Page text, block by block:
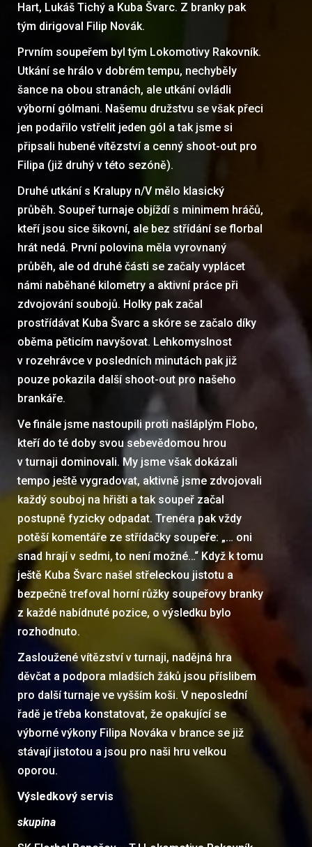
Hart, Lukáš Tichý a Kuba Švarc. Z branky pak
tým dirigoval Filip Novák.
Prvním soupeřem byl tým Lokomotivy Rakovník.
Utkání se hrálo v dobrém tempu, nechyběly
šance na obou stranách, ale utkání ovládli
výborní gólmani. Našemu družstvu se však přeci
jen podařilo vstřelit jeden gól a tak jsme si
připsali hubené vítězství a cenný shoot-out pro
Filipa (již druhý v této sezóně).
Druhé utkání s Kralupy n/V mělo klasický
průběh. Soupeř turnaje objíždí s minimem hráčů,
kteří jsou sice šikovní, ale bez střídání se florbal
hrát nedá. První polovina měla vyrovnaný
průběh, ale od druhé části se začaly vyplácet
námi naběhané kilometry a aktivní práce při
zdvojování soubojů. Holky pak začal
prostřídávat Kuba Švarc a skóre se začalo díky
oběma pěticím navyšovat. Lehkomyslnost
v rozehrávce v posledních minutách pak již
pouze pokazila další shoot-out pro našeho
brankáře.
Ve finále jsme nastoupili proti našláplým Flobo,
kteří do té doby svou sebevědomou hrou
v turnaji dominovali. My jsme však dokázali
tempo ještě vygradovat, aktivně jsme zdvojovali
každý souboj na hřišti a tak soupeř začal
postupně fyzicky odpadat. Trenéra pak vždy
potěší komentáře ze střídačky soupeře: „… oni
snad hrají v sedmi, to není možné…“ Když k tomu
ještě Kuba Švarc našel střeleckou jistotu a
bezpečně trefoval horní růžky soupeřovy branky
z každé nabídnuté pozice, o výsledku bylo
rozhodnuto.
Zasloužené vítězství v turnaji, nadějná hra
děvčat a podpora mladších žáků jsou příslibem
pro další turnaje ve vyšším koši. V neposlední
řadě je třeba konstatovat, že opakující se
výborné výkony Filipa Nováka v brance se již
stávají jistotou a jsou pro naši hru velkou
oporou.
Výsledkový servis
skupina